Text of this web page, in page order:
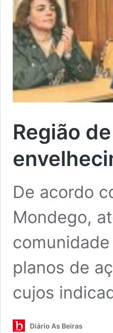
Região
De acordo
Mondego,
planos de
cujos
Diário As Beiras